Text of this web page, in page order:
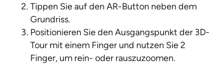
Tippen Sie auf den AR-Button neben dem
Grundriss.
Positionieren Sie den Ausgangspunkt der 3D-
Tour mit einem Finger und nutzen Sie 2
Finger, um rein- oder rauszuzoomen.